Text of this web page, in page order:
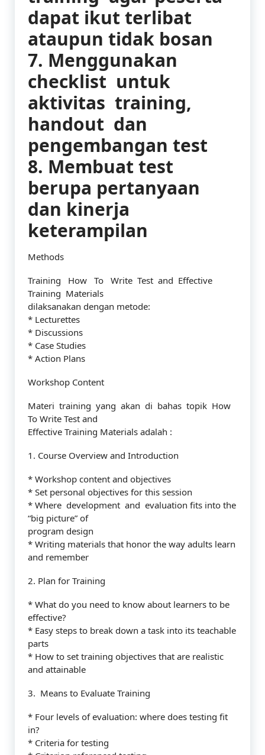
dapat ikut terlibat
ataupun tidak bosan
7. Menggunakan
checklist untuk
aktivitas training,
handout dan
pengembangan test
8. Membuat test
berupa pertanyaan
dan kinerja
keterampilan
Methods
Training How To Write Test and Effective
Training Materials
dilaksanakan dengan metode:
* Lecturettes
* Discussions
* Case Studies
* Action Plans
Workshop Content
Materi training yang akan di bahas topik How
To Write Test and
Effective Training Materials adalah :
1. Course Overview and Introduction
* Workshop content and objectives
* Set personal objectives for this session
* Where development and evaluation fits into the
“big picture” of
program design
* Writing materials that honor the way adults learn
and remember
2. Plan for Training
* What do you need to know about learners to be
effective?
* Easy steps to break down a task into its teachable
parts
* How to set training objectives that are realistic
and attainable
3. Means to Evaluate Training
* Four levels of evaluation: where does testing fit
in?
* Criteria for testing